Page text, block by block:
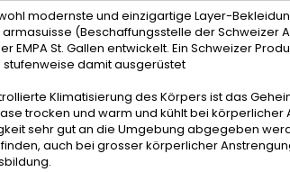
modernste und einzigartige Layer-
(Beschaffungsstelle der Schweizer
EMPA St. Gallen entwickelt. Ein Schweizer
damit ausgerüstet
Klimatisierung des Körpers ist das
trocken und warm und kühlt bei
sehr gut an die Umgebung abgegeben
auch bei grosser körperlicher